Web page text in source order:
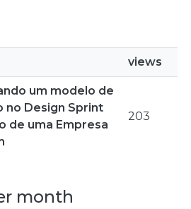
views
um modelo de
no Design Sprint
de uma Empresa
203
month